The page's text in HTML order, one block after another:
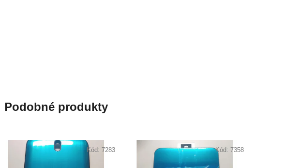
Podobné produkty
Kód: 7283 Kód: 7358